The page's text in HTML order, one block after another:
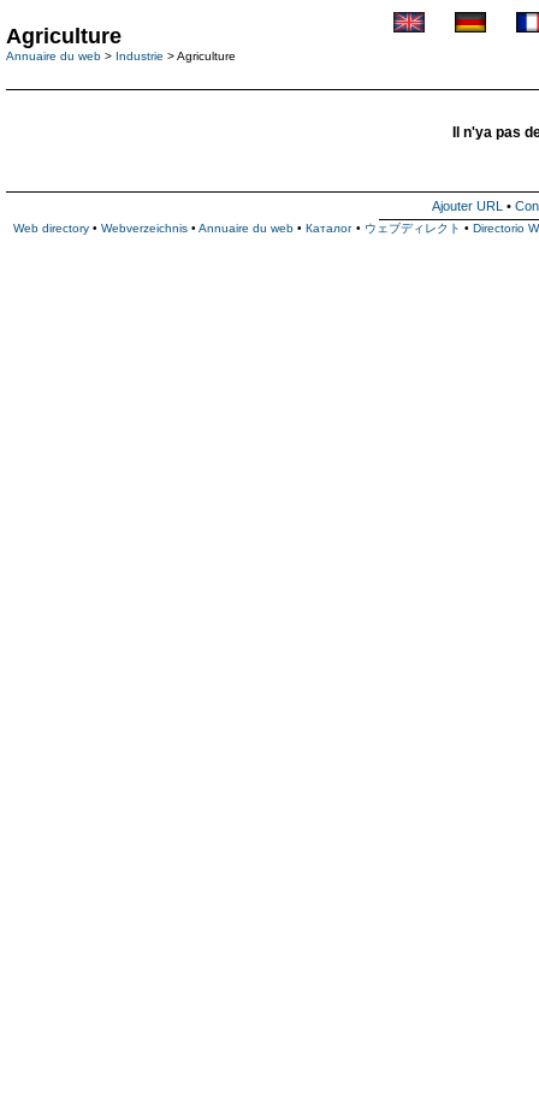
Agriculture
Annuaire du web > Industrie > Agriculture
Il n'ya pas
Ajouter URL •
Web directory • Webverzeichnis • Annuaire du web • Каталог • ウェブディレクト • Directorio